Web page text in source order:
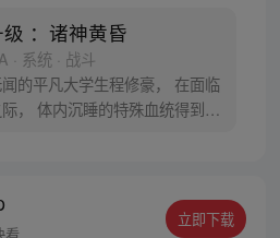
弱的E级猎人，在一次挑战任
可怕的隐藏挑战。生死存亡之
获得了升级系统！在系统的利用
最强猎人吗？
：诸神黄昏
· 系统 · 战斗
的平凡大学生程修豪， 在面临
， 体内沉睡的特殊血统得到觉
立即下载